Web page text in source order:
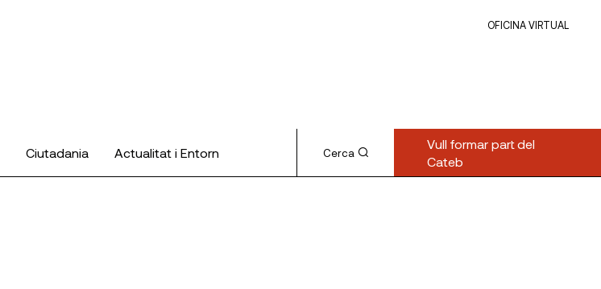
OFICINA VIRTUAL
Ciutadania Actualitat i Entorn Cerca
Vull formar part del
Cateb